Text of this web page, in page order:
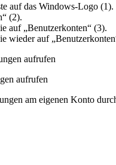
auf das Windows-Logo (1).
(2).
auf „Benutzerkonten“ (3).
wieder auf
aufrufen
am eigenen Konto